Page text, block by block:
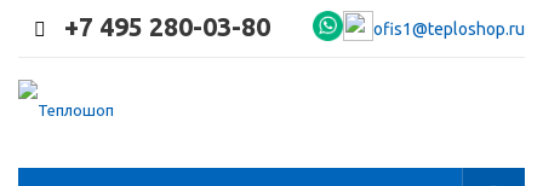
+7 495 280-03-80 ofis1@teploshop.ru